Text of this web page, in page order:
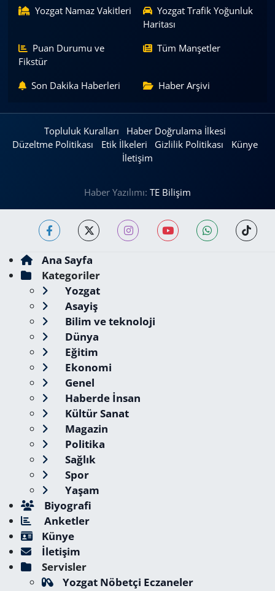
Yozgat Namaz Vakitleri
Yozgat Trafik Yoğunluk
Haritası
Puan Durumu ve
Fikstür
Tüm Manşetler
Son Dakika Haberleri Haber Arşivi
Topluluk Kuralları
Haber Doğrulama İlkesi
Düzeltme Politikası
Etik İlkeleri Gizlilik Politikası
Künye
İletişim
Haber Yazılımı: TE Bilişim
Ana Sayfa
Kategoriler
Yozgat
Asayiş
Bilim ve teknoloji
Dünya
Eğitim
Ekonomi
Genel
Haberde İnsan
Kültür Sanat
Magazin
Politika
Sağlık
Spor
Yaşam
Biyografi
Anketler
Künye
İletişim
Servisler
Yozgat Nöbetçi Eczaneler